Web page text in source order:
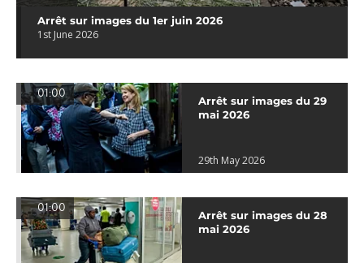
Arrêt sur images du 1er juin 2026
1st June 2026
01:00
Arrêt sur images du 29
mai 2026
29th May 2026
01:00
Arrêt sur images du 28
mai 2026